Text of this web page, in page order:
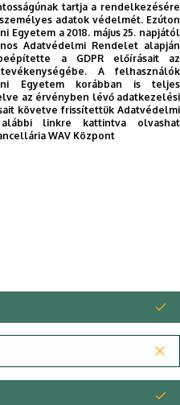
a DE
személyek rögzítése a
|Hibabejelentés
Unideb
tartja a rendelkezésére
adatok védelmét. Ezúton
Egyetem a 2018. május 25. napjától
Adatvédelmi Rendelet alapján
a GDPR előírásait az
A felhasználók
Egyetem korábban is teljes
az érvényben lévő adatkezelési
követve frissítettük Adatvédelmi
linkre kattintva olvashat
WAV Központ